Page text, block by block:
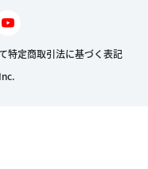
特定商取引法に基づく表記